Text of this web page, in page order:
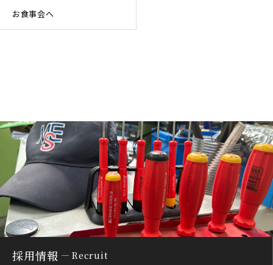
お食事会へ
採用情報 Recruit